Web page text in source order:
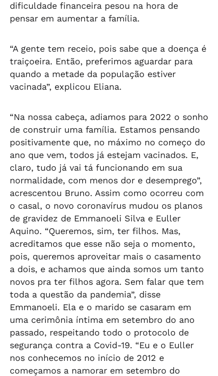
dificuldade financeira pesou na hora de
pensar em aumentar a família.
“A gente tem receio, pois sabe que a doença é
traiçoeira. Então, preferimos aguardar para
quando a metade da população estiver
vacinada”, explicou Eliana.
“Na nossa cabeça, adiamos para 2022 o sonho
de construir uma família. Estamos pensando
positivamente que, no máximo no começo do
ano que vem, todos já estejam vacinados. E,
claro, tudo já vai tá funcionando em sua
normalidade, com menos dor e desemprego”,
acrescentou Bruno. Assim como ocorreu com
o casal, o novo coronavírus mudou os planos
de gravidez de Emmanoeli Silva e Euller
Aquino. “Queremos, sim, ter filhos. Mas,
acreditamos que esse não seja o momento,
pois, queremos aproveitar mais o casamento
a dois, e achamos que ainda somos um tanto
novos pra ter filhos agora. Sem falar que tem
toda a questão da pandemia”, disse
Emmanoeli. Ela e o marido se casaram em
uma cerimônia íntima em setembro do ano
passado, respeitando todo o protocolo de
segurança contra a Covid-19. “Eu e o Euller
nos conhecemos no início de 2012 e
começamos a namorar em setembro do